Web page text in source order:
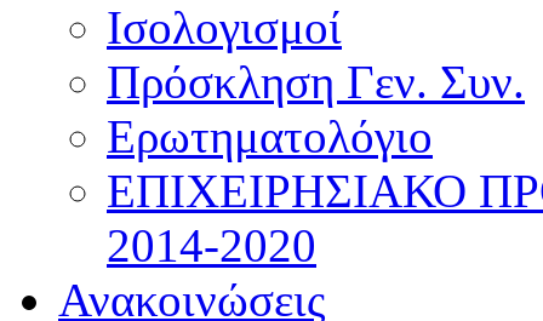
Ισολογισμοί
Πρόσκληση Γεν. Συν.
Ερωτηματολόγιο
ΕΠΙΧΕΙΡΗΣΙΑΚΟ
2014-2020
Ανακοινώσεις